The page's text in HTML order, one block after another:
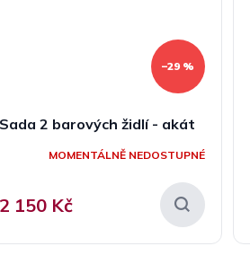
–29 %
Sada 2 barových židlí - akát
MOMENTÁLNĚ NEDOSTUPNÉ
2 150 Kč